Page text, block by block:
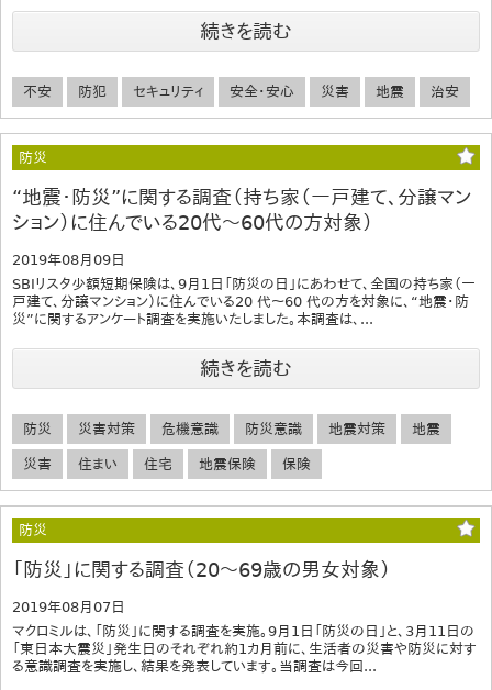
続きを読む
不安 防犯 セキュリティ 安全・安心 災害 地震 治安
防災
“地震・防災”に関する調査（持ち家（一戸建て、分譲マン
ション）に住んでいる20代～60代の方対象）
2019年08月09日
SBIリスタ少額短期保険は、9月1日「防災の日」にあわせて、全国の持ち家（一
戸建て、分譲マンション）に住んでいる20 代～60 代の方を対象に、“地震・防
災”に関するアンケート調査を実施いたしました。本調査は、...
続きを読む
防災 災害対策 危機意識 防災意識 地震対策 地震
災害 住まい 住宅 地震保険 保険
防災
「防災」に関する調査（20～69歳の男女対象）
2019年08月07日
マクロミルは、「防災」に関する調査を実施。9月1日「防災の日」と、3月11日の
「東日本大震災」発生日のそれぞれ約1カ月前に、生活者の災害や防災に対す
る意識調査を実施し、結果を発表しています。当調査は今回...